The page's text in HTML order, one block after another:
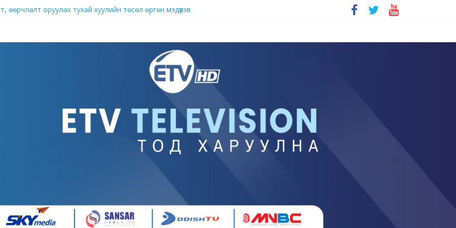
оруулах тухай хуулийн төсөл өргөн мэдүүлэв
импортыг орлох үйлдвэрлэлийг хөгжүүлж байна
ард иргэдийн аж амьдралыг гацаах хэмжээнд хүрч хэрхэвч болохгүй